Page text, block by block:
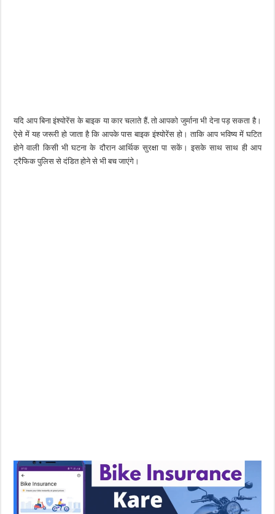
यदि आप बिना इंश्योरेंस के बाइक या कार चलाते हैं. तो आपको जुर्माना भी देना पड़ सकता है।
ऐसे में यह जरूरी हो जाता है कि आपके पास बाइक इंश्योरेंस हो। ताकि आप भविष्य में घटित
होने वाली किसी भी घटना के दौरान आर्थिक सुरक्षा पा सकें। इसके साथ साथ ही आप
ट्रैफिक पुलिस से दंडित होने से भी बच जाएंगे।